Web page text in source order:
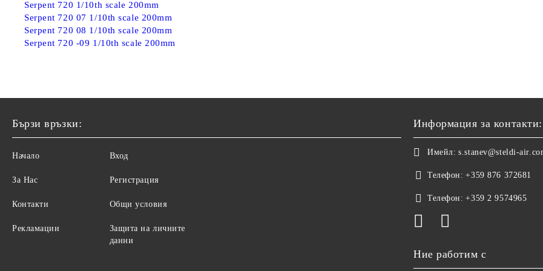
Serpent 720 1/10th scale 200mm
Serpent 720 07 1/10th scale 200mm
Serpent 720 08 1/10th scale 200mm
Serpent 720 -09 1/10th scale 200mm
Бързи връзки:
Начало
За Нас
Контакти
Рекламации
Вход
Регистрация
Общи условия
Защита на личните
данни
Информация за контакти:
Имейл: s.stanev@steldi-
Телефон: +359 876 372681
Телефон: +359 2 9574965
Ние работим с